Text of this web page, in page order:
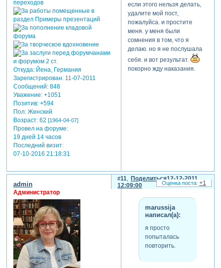
Откуда:Йена, Германия
Зарегистрирован: 11-07-2011
Сообщений:848
Уважение: +1051
Позитив: +594
Пол:Женский
Возраст:62 [1964-04-07]
Провел на форуме:
19 дней 14 часов
Последний визит:
07-10-2016 21:18:31
если этого нельзя делать,
удалите мой пост,
пожалуйса. и простите
меня. у меня были
сомнения в том, что я
делаю. но я не послушала
себя. и вот результат.
покорно жду наказания.
Поделиться
11
12-12-2011
12:09:00
admin
Администратор
marussija
написал(а):
я просто
попыталась
повторить.
+1